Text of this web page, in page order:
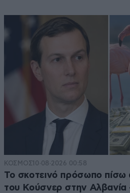
ΚΟΣΜΟΣ10·08·2026 00:58
Το σκοτεινό πρόσωπο πίσω
του Κούσνερ στην